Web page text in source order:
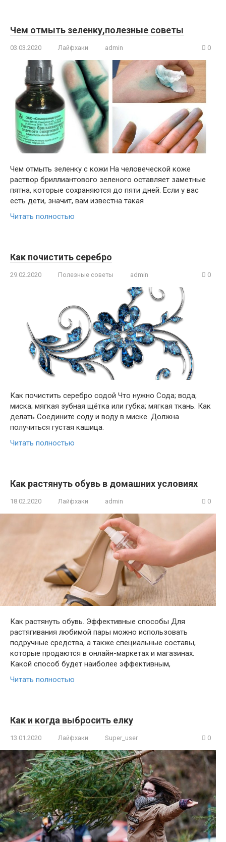
Чем отмыть зеленку,полезные советы
03.03.2020 Лайфхаки admin 0
Чем отмыть зеленку с кожи На человеческой коже
раствор бриллиантового зеленого оставляет заметные
пятна, которые сохраняются до пяти дней. Если у вас
есть дети, значит, вам известна такая
Читать полностью
Как почистить серебро
29.02.2020 Полезные советы admin 0
Как почистить серебро содой Что нужно Сода; вода;
миска; мягкая зубная щётка или губка; мягкая ткань. Как
делать Соедините соду и воду в миске. Должна
получиться густая кашица.
Читать полностью
Как растянуть обувь в домашних условиях
18.02.2020 Лайфхаки admin 0
Как растянуть обувь. Эффективные способы Для
растягивания любимой пары можно использовать
подручные средства, а также специальные составы,
которые продаются в онлайн-маркетах и магазинах.
Какой способ будет наиболее эффективным,
Читать полностью
Как и когда выбросить елку
13.01.2020 Лайфхаки Super_user 0